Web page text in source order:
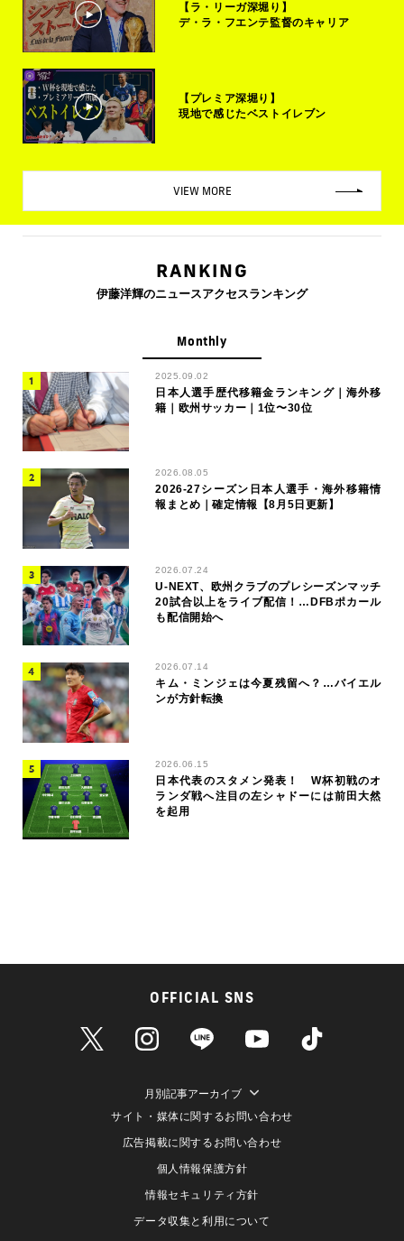
【ラ・リーガ深堀り】
デ・ラ・フエンテ監督のキャリア
【プレミア深堀り】
現地で感じたベストイレブン
VIEW MORE
RANKING
伊藤洋輝のニュースアクセスランキング
Monthly
2025.09.02
日本人選手歴代移籍金ランキング｜海外移
籍｜欧州サッカー｜1位〜30位
2026.08.05
2026-27シーズン日本人選手・海外移籍情
報まとめ｜確定情報【8月5日更新】
2026.07.24
U-NEXT、欧州クラブのプレシーズンマッチ
20試合以上をライブ配信！…DFBポカール
も配信開始へ
2026.07.14
キム・ミンジェは今夏残留へ？…バイエル
ンが方針転換
2026.06.15
日本代表のスタメン発表！ W杯初戦のオ
ランダ戦へ注目の左シャドーには前田大然
を起用
OFFICIAL SNS
月別記事アーカイブ
サイト・媒体に関するお問い合わせ
広告掲載に関するお問い合わせ
個人情報保護方針
情報セキュリティ方針
データ収集と利用について